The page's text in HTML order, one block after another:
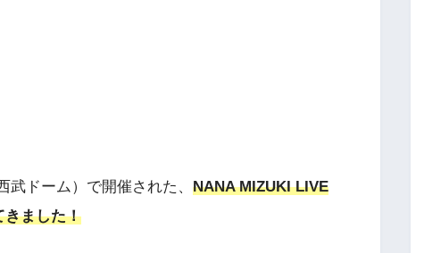
ドーム）で開催された、 NANA MIZUKI LIVE
きました！